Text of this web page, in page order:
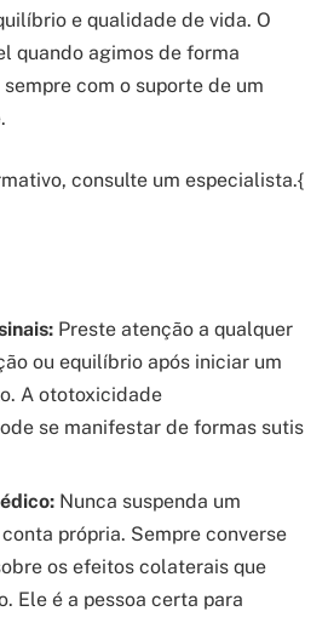
e qualidade de vida. O
quando agimos de forma
com o suporte de um
consulte um especialista.{
Preste atenção a qualquer
ou equilíbrio após iniciar um
A ototoxicidade
se manifestar de formas sutis
Nunca suspenda um
própria. Sempre converse
os efeitos colaterais que
Ele é a pessoa certa para